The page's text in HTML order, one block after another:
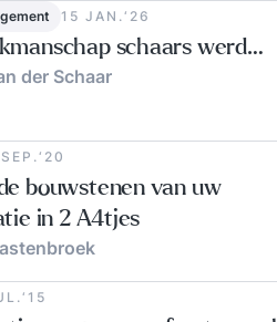
15 JAN.‘26
schaars werd…
der Schaar
bouwstenen van uw
in 2 A4tjes